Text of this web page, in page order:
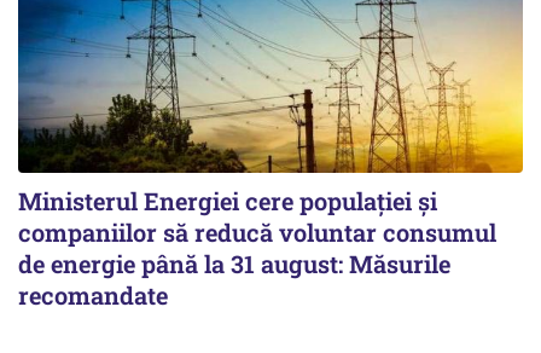
Ministerul Energiei cere populației și
companiilor să reducă voluntar consumul
de energie până la 31 august: Măsurile
recomandate